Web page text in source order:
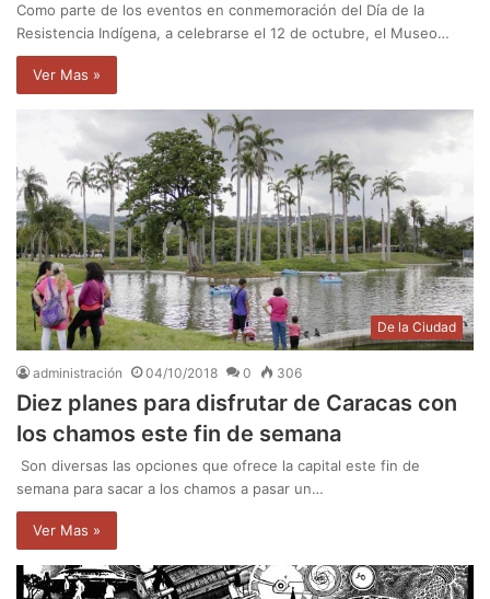
Como parte de los eventos en conmemoración del Día de la
Resistencia Indígena, a celebrarse el 12 de octubre, el Museo…
Ver Mas »
De la Ciudad
administración 04/10/2018 0 306
Diez planes para disfrutar de Caracas con
los chamos este fin de semana
Son diversas las opciones que ofrece la capital este fin de
semana para sacar a los chamos a pasar un…
Ver Mas »